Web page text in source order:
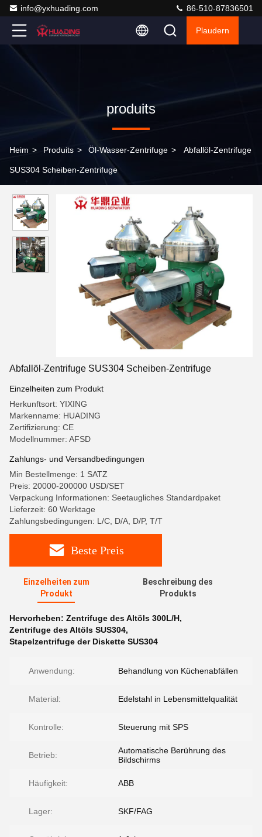
info@yxhuading.com 86-510-87836501
Plaudern
produits
Heim > Produits > Öl-Wasser-Zentrifuge > Abfallöl-Zentrifuge
SUS304 Scheiben-Zentrifuge
Abfallöl-Zentrifuge SUS304 Scheiben-Zentrifuge
Einzelheiten zum Produkt
Herkunftsort: YIXING
Markenname: HUADING
Zertifizierung: CE
Modellnummer: AFSD
Zahlungs- und Versandbedingungen
Min Bestellmenge: 1 SATZ
Preis: 20000-200000 USD/SET
Verpackung Informationen: Seetaugliches Standardpaket
Lieferzeit: 60 Werktage
Zahlungsbedingungen: L/C, D/A, D/P, T/T
Beste Preis
Einzelheiten zum
Produkt
Beschreibung des
Produkts
Hervorheben: Zentrifuge des Altöls 300L/H,
Zentrifuge des Altöls SUS304,
Stapelzentrifuge der Diskette SUS304
Anwendung: Behandlung von Küchenabfällen
Material: Edelstahl in Lebensmittelqualität
Kontrolle: Steuerung mit SPS
Betrieb:
Automatische Berührung des
Bildschirms
Häufigkeit: ABB
Lager: SKF/FAG